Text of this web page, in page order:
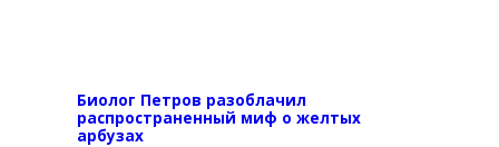
Биолог Петров разоблачил
распространенный миф о желтых
арбузах